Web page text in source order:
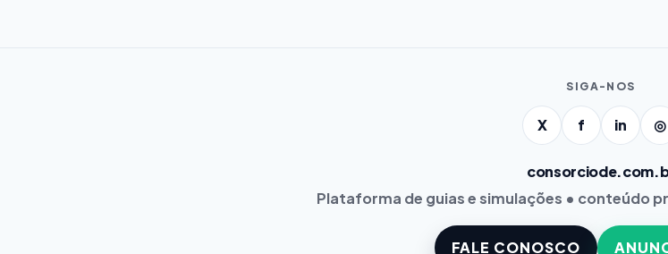
SIGA-NOS
X f in ◎
Plataforma de guias e simulações • conteúdo
FALE CONOSCO